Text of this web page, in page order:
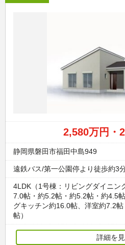
2,580万円・
静岡県磐田市福田中島949
遠鉄バス/第一公園停より徒歩約
4LDK（1号棟：リビングダイニン
7.0帖・約5.2帖・約5.2帖・約4.5
グキッチン約16.0帖、洋室約7.2
帖）
詳細を